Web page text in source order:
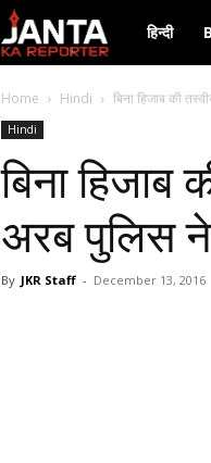
Janta
Ka
हिन्दी
Home Hindi बिना हिजाब की
Hindi
बिना
अरब पुलिस ने
By JKR Staff - December 13, 2016